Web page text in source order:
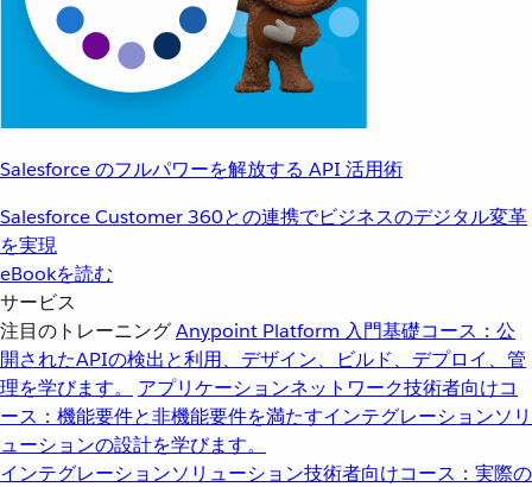
Salesforce のフルパワーを解放する API 活用術
Salesforce Customer 360との連携でビジネスのデジタル変革
を実現
eBookを読む
サービス
注目のトレーニングAnypoint Platform 入門基礎コース：公
開されたAPIの検出と利用、デザイン、ビルド、デプロイ、管
理を学びます。
アプリケーションネットワーク技術者向けコ
ース：機能要件と非機能要件を満たすインテグレーションソリ
ューションの設計を学びます。
インテグレーションソリューション技術者向けコース：実際の